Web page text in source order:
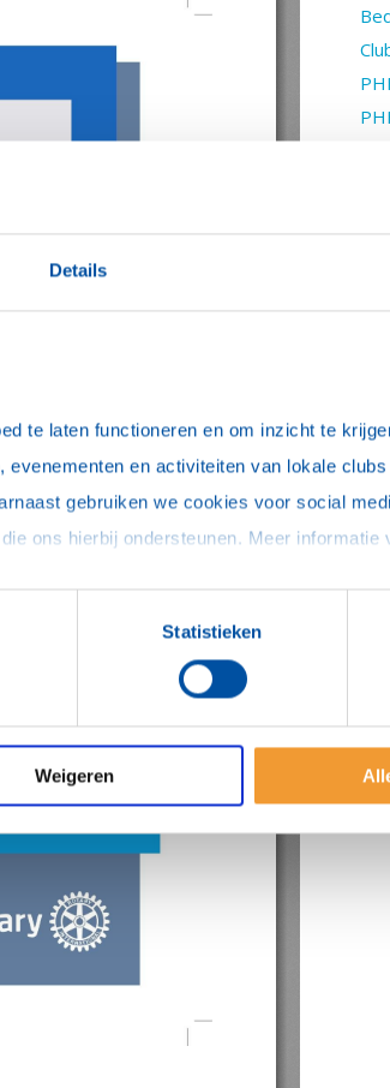
Details
te laten functioneren en om inzicht te
en activiteiten van lokale
gebruiken we cookies voor social
Statistieken
Weigeren
Deel